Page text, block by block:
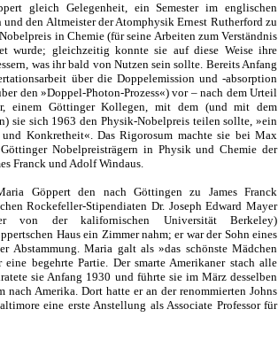
gleich Gelegenheit, ein Semester im englischen
den Altmeister der Atomphysik Ernest Rutherford zu
in Chemie (für seine Arbeiten zum Verständnis
wurde; gleichzeitig konnte sie auf diese Weise ihre
was ihr bald von Nutzen sein sollte. Bereits Anfang
über die Doppelemission und -absorption
den »Doppel-Photon-Prozess«) vor – nach dem Urteil
einem Göttinger Kollegen, mit dem (und mit dem
sie sich 1963 den Physik-Nobelpreis teilen sollte, »ein
Konkretheit«. Das Rigorosum machte sie bei Max
Nobelpreisträgern in Physik und Chemie der
Franck und Adolf Windaus.
Göppert den nach Göttingen zu James Franck
Rockefeller-Stipendiaten Dr. Joseph Edward Mayer
von der kalifornischen Universität Berkeley)
Haus ein Zimmer nahm; er war der Sohn eines
Abstammung. Maria galt als »das schönste Mädchen
begehrte Partie. Der smarte Amerikaner stach alle
sie Anfang 1930 und führte sie im März desselben
nach Amerika. Dort hatte er an der renommierten Johns
eine erste Anstellung als Associate Professor für